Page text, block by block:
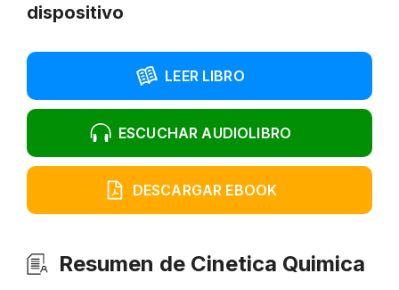
dispositivo
LEER LIBRO
ESCUCHAR AUDIOLIBRO
DESCARGAR EBOOK
Resumen de Cinetica Quimica